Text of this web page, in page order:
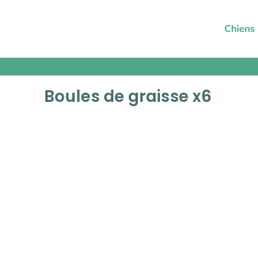
Chiens
Boules de graisse x6